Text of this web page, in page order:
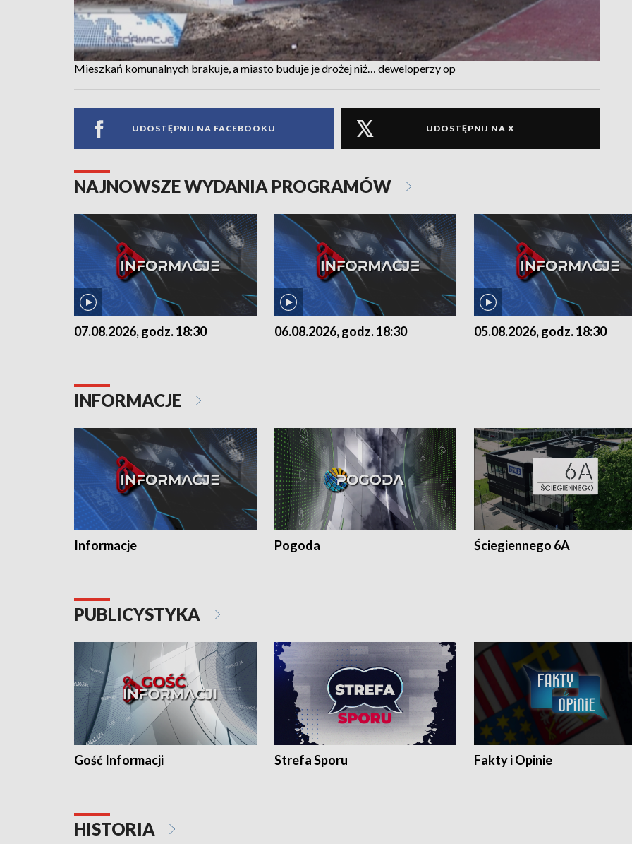
Mieszkań komunalnych brakuje, a miasto buduje je drożej niż… deweloperzy op
UDOSTĘPNIJ NA FACEBOOKU UDOSTĘPNIJ NA X
NAJNOWSZE WYDANIA PROGRAMÓW
07.08.2026, godz. 18:30 06.08.2026, godz. 18:30 05.08.2026, godz. 18:30
INFORMACJE
Informacje Pogoda Ściegiennego 6A
PUBLICYSTYKA
Gość Informacji Strefa Sporu Fakty i Opinie
HISTORIA